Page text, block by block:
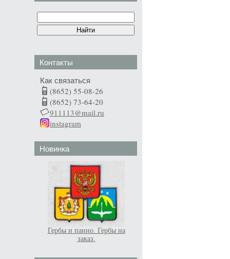
Контакты
Как связаться
(8652) 55-08-26
(8652) 73-64-20
911113@mail.ru
instagram
Новинка
Гербы и панно. Гербы на
заказ.